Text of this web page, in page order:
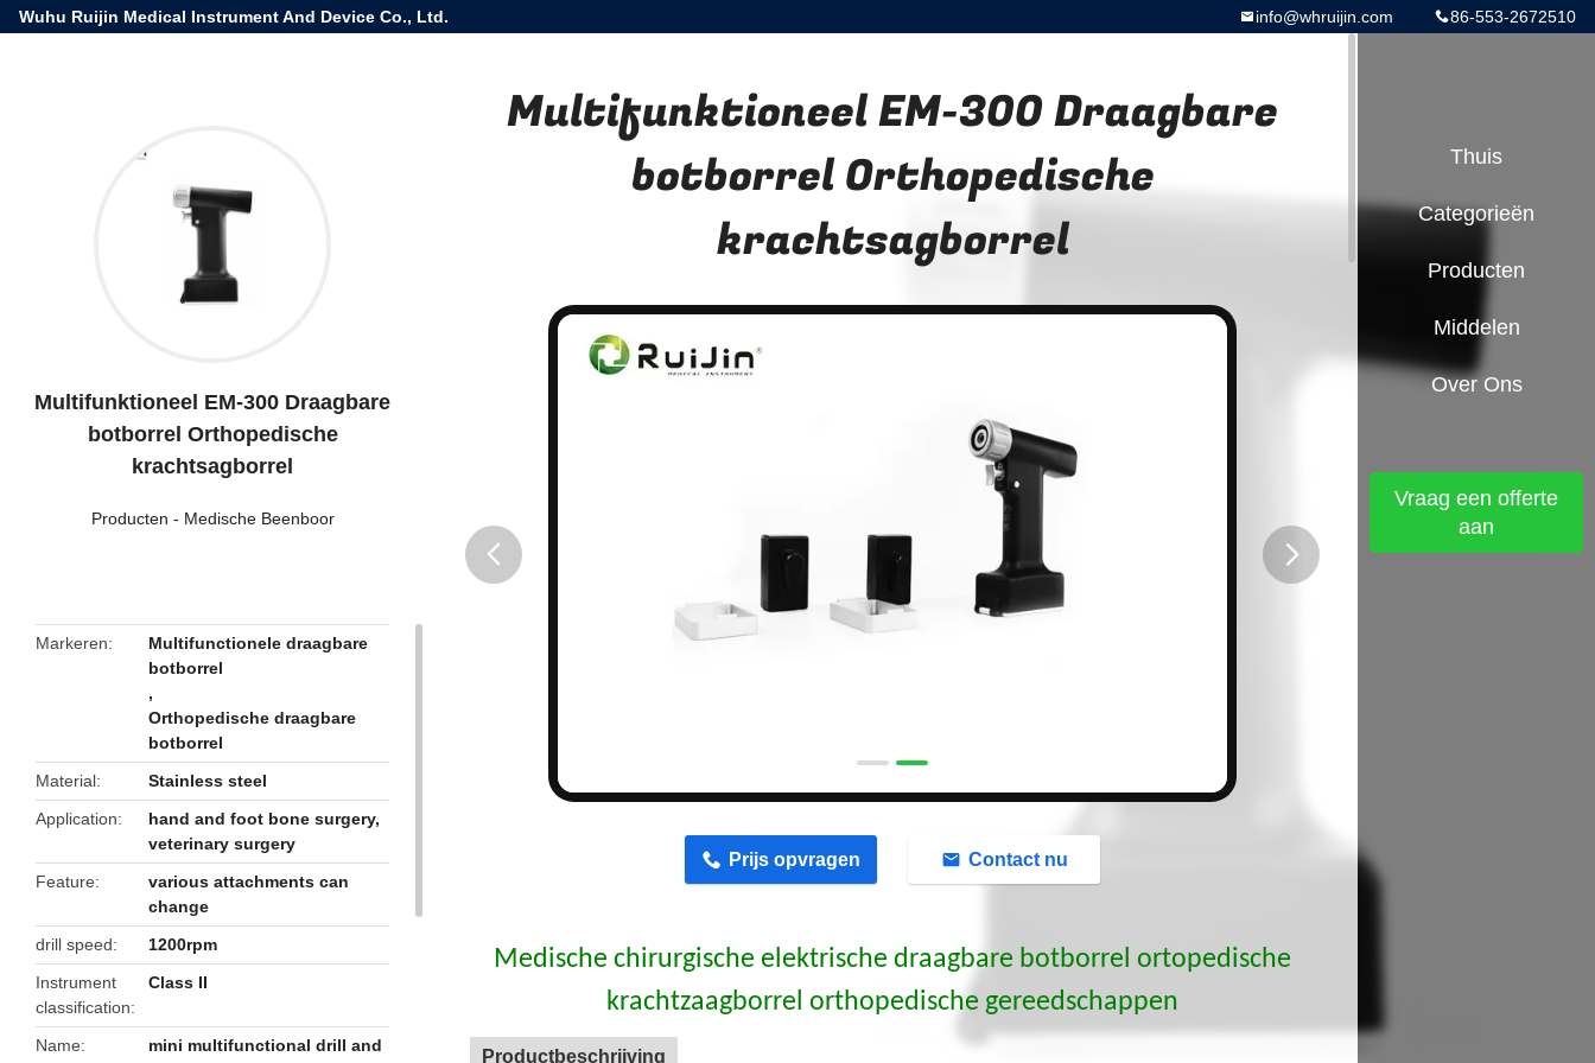
Wuhu Ruijin Medical Instrument And Device Co., Ltd. 86-553-2672510
info@whruijin.com
Multifunktioneel EM-300 Draagbare
botborrel Orthopedische
krachtsagborrel
Producten - Medische Beenboor
Markeren
Multifunctionele draagbare
botborrel
,
Orthopedische draagbare
botborrel
Material
Stainless steel
Application
hand and foot bone surgery,
veterinary surgery
Feature
various attachments can
change
drill speed
1200rpm
Instrument
classification
Class II
Name
mini multifunctional drill and
Multifunktioneel EM-300 Draagbare
botborrel Orthopedische
krachtsagborrel
Prijs opvragen Contact nu
Medische chirurgische elektrische draagbare botborrel ortopedische
krachtzaagborrel orthopedische gereedschappen
Productbeschrijving
Thuis
Categorieën
Producten
Middelen
Over Ons
Vraag een offerte
aan